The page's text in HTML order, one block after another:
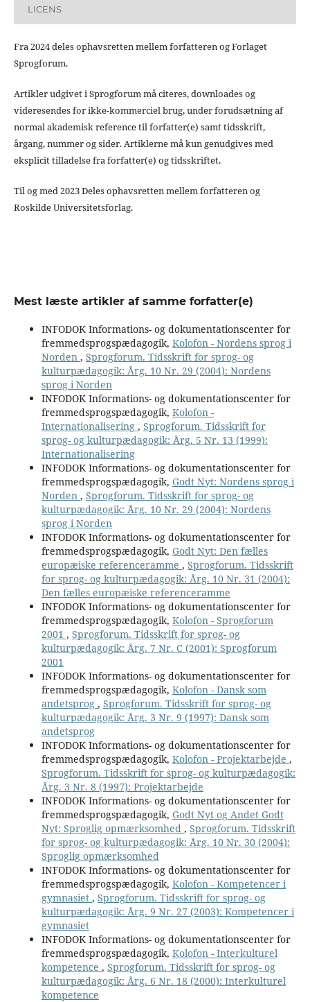
LICENS
Fra 2024 deles ophavsretten mellem forfatteren og Forlaget
Sprogforum.
Artikler udgivet i Sprogforum må citeres, downloades og
videresendes for ikke-kommerciel brug, under forudsætning af
normal akademisk reference til forfatter(e) samt tidsskrift,
årgang, nummer og sider. Artiklerne må kun genudgives med
eksplicit tilladelse fra forfatter(e) og tidsskriftet.
Til og med 2023 Deles ophavsretten mellem forfatteren og
Roskilde Universitetsforlag.
Mest læste artikler af samme forfatter(e)
INFODOK Informations- og dokumentationscenter for
fremmedsprogspædagogik, Kolofon - Nordens sprog i
Norden , Sprogforum. Tidsskrift for sprog- og
kulturpædagogik: Årg. 10 Nr. 29 (2004): Nordens
sprog i Norden
INFODOK Informations- og dokumentationscenter for
fremmedsprogspædagogik, Kolofon -
Internationalisering , Sprogforum. Tidsskrift for
sprog- og kulturpædagogik: Årg. 5 Nr. 13 (1999):
Internationalisering
INFODOK Informations- og dokumentationscenter for
fremmedsprogspædagogik, Godt Nyt: Nordens sprog i
Norden , Sprogforum. Tidsskrift for sprog- og
kulturpædagogik: Årg. 10 Nr. 29 (2004): Nordens
sprog i Norden
INFODOK Informations- og dokumentationscenter for
fremmedsprogspædagogik, Godt Nyt: Den fælles
europæiske referenceramme , Sprogforum. Tidsskrift
for sprog- og kulturpædagogik: Årg. 10 Nr. 31 (2004):
Den fælles europæiske referenceramme
INFODOK Informations- og dokumentationscenter for
fremmedsprogspædagogik, Kolofon - Sprogforum
2001 , Sprogforum. Tidsskrift for sprog- og
kulturpædagogik: Årg. 7 Nr. C (2001): Sprogforum
2001
INFODOK Informations- og dokumentationscenter for
fremmedsprogspædagogik, Kolofon - Dansk som
andetsprog , Sprogforum. Tidsskrift for sprog- og
kulturpædagogik: Årg. 3 Nr. 9 (1997): Dansk som
andetsprog
INFODOK Informations- og dokumentationscenter for
fremmedsprogspædagogik, Kolofon - Projektarbejde ,
Sprogforum. Tidsskrift for sprog- og kulturpædagogik:
Årg. 3 Nr. 8 (1997): Projektarbejde
INFODOK Informations- og dokumentationscenter for
fremmedsprogspædagogik, Godt Nyt og Andet Godt
Nyt: Sproglig opmærksomhed , Sprogforum. Tidsskrift
for sprog- og kulturpædagogik: Årg. 10 Nr. 30 (2004):
Sproglig opmærksomhed
INFODOK Informations- og dokumentationscenter for
fremmedsprogspædagogik, Kolofon - Kompetencer i
gymnasiet , Sprogforum. Tidsskrift for sprog- og
kulturpædagogik: Årg. 9 Nr. 27 (2003): Kompetencer i
gymnasiet
INFODOK Informations- og dokumentationscenter for
fremmedsprogspædagogik, Kolofon - Interkulturel
kompetence , Sprogforum. Tidsskrift for sprog- og
kulturpædagogik: Årg. 6 Nr. 18 (2000): Interkulturel
kompetence